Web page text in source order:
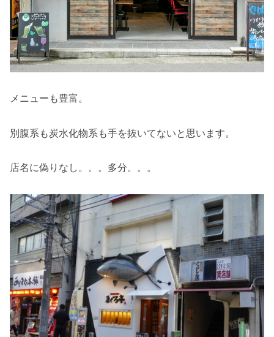
メニューも豊富。
別腹系も炭水化物系も手を抜いてないと思います。
店名に偽りなし。。。多分。。。